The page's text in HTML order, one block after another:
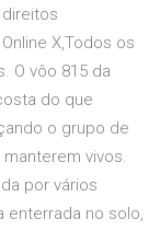
X,Todos os
O vôo 815 da
do que
o grupo de
vivos.
por vários
enterrada no solo,